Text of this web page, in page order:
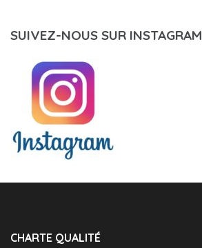
SUIVEZ-NOUS SUR INSTAGRAM
CHARTE QUALITÉ